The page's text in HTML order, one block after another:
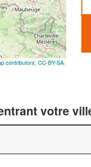
contributors,CC-BY-SA
votre